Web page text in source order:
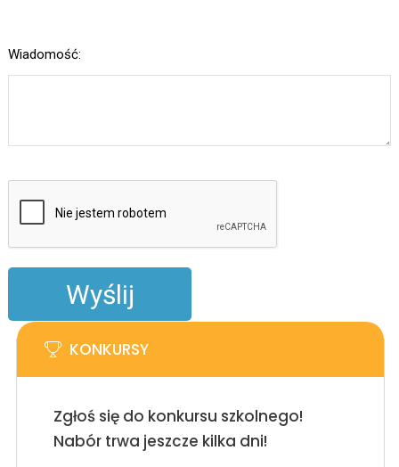
Wiadomość:
KONKURSY
Zgłoś się do konkursu szkolnego!
Nabór trwa jeszcze kilka dni!